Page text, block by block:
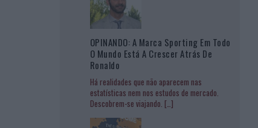
OPINANDO: A Marca Sporting Em Todo
O Mundo Está A Crescer Atrás De
Ronaldo
Há realidades que não aparecem nas
estatísticas nem nos estudos de mercado.
Descobrem-se viajando. […]